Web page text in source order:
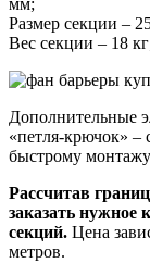
мм;
Размер секции –
Вес секции – 18
Дополнительные
«петля-крючок» –
быстрому
Рассчитав
заказать нужное
секций. Цена
метров.